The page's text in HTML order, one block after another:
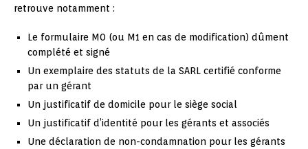
retrouve notamment :
Le formulaire M0 (ou M1 en cas de modification) dûment
complété et signé
Un exemplaire des statuts de la SARL certifié conforme
par un gérant
Un justificatif de domicile pour le siège social
Un justificatif d’identité pour les gérants et associés
Une déclaration de non-condamnation pour les gérants